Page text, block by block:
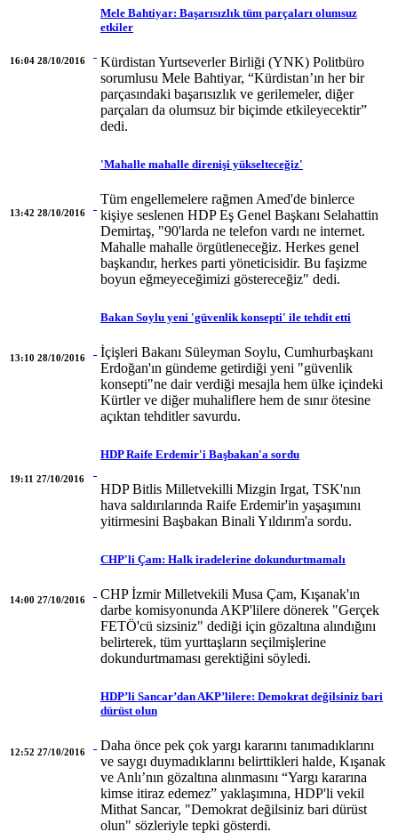
16:04 28/10/2016
Mele Bahtiyar: Başarısızlık tüm parçaları olumsuz
etkiler
Kürdistan Yurtseverler Birliği (YNK) Politbüro
sorumlusu Mele Bahtiyar, “Kürdistan’ın her bir
parçasındaki başarısızlık ve gerilemeler, diğer
parçaları da olumsuz bir biçimde etkileyecektir”
dedi.
13:42 28/10/2016
'Mahalle mahalle direnişi yükselteceğiz'
Tüm engellemelere rağmen Amed'de binlerce
kişiye seslenen HDP Eş Genel Başkanı Selahattin
Demirtaş, "90'larda ne telefon vardı ne internet.
Mahalle mahalle örgütleneceğiz. Herkes genel
başkandır, herkes parti yöneticisidir. Bu faşizme
boyun eğmeyeceğimizi göstereceğiz" dedi.
13:10 28/10/2016
Bakan Soylu yeni 'güvenlik konsepti' ile tehdit etti
İçişleri Bakanı Süleyman Soylu, Cumhurbaşkanı
Erdoğan'ın gündeme getirdiği yeni "güvenlik
konsepti"ne dair verdiği mesajla hem ülke içindeki
Kürtler ve diğer muhaliflere hem de sınır ötesine
açıktan tehditler savurdu.
19:11 27/10/2016
HDP Raife Erdemir'i Başbakan'a sordu
HDP Bitlis Milletvekilli Mizgin Irgat, TSK'nın
hava saldırılarında Raife Erdemir'in yaşaşımını
yitirmesini Başbakan Binali Yıldırım'a sordu.
14:00 27/10/2016
CHP'li Çam: Halk iradelerine dokundurtmamalı
CHP İzmir Milletvekili Musa Çam, Kışanak'ın
darbe komisyonunda AKP'lilere dönerek "Gerçek
FETÖ'cü sizsiniz" dediği için gözaltına alındığını
belirterek, tüm yurttaşların seçilmişlerine
dokundurtmaması gerektiğini söyledi.
12:52 27/10/2016
HDP’li Sancar’dan AKP’lilere: Demokrat değilsiniz bari
dürüst olun
Daha önce pek çok yargı kararını tanımadıklarını
ve saygı duymadıklarını belirttikleri halde, Kışanak
ve Anlı’nın gözaltına alınmasını “Yargı kararına
kimse itiraz edemez” yaklaşımına, HDP'li vekil
Mithat Sancar, "Demokrat değilsiniz bari dürüst
olun" sözleriyle tepki gösterdi.